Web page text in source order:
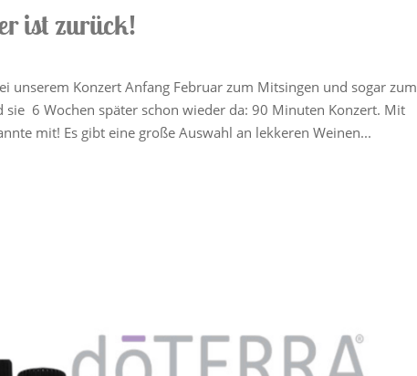
ist zurück!
unserem Konzert Anfang Februar zum Mitsingen und sogar zum
sie 6 Wochen später schon wieder da: 90 Minuten Konzert. Mit
mit! Es gibt eine große Auswahl an lekkeren Weinen...